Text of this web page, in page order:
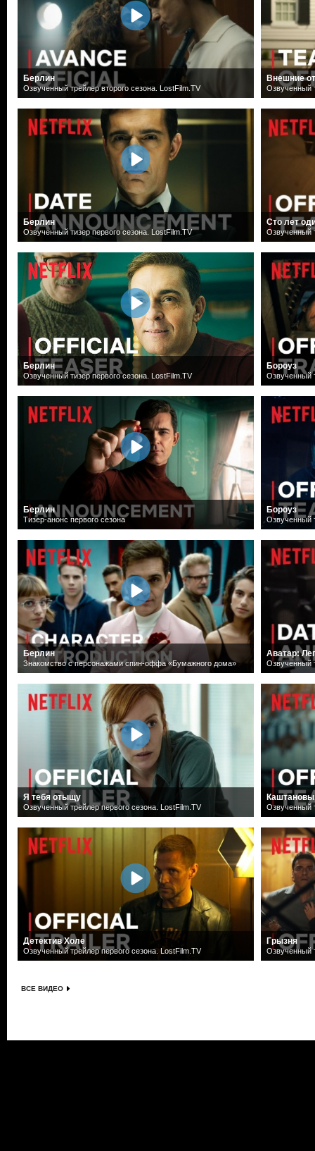
Берлин
Озвученный трейлер второго сезона. LostFilm.TV
Берлин
Озвученный тизер первого сезона. LostFilm.TV
Берлин
Озвученный тизер первого сезона. LostFilm.TV
Берлин
Тизер-анонс первого сезона
Берлин
Знакомство с персонажами спин-оффа «Бумажного дома»
Я тебя отыщу
Озвученный трейлер первого сезона. LostFilm.TV
Детектив Холе
Озвученный трейлер первого сезона. LostFilm.TV
Внешние
Озвученный
Сто лет
Озвученный
Бороуз
Озвученный
Бороуз
Озвученный
Аватар:
Озвученный
Озвученный
Грызня
Озвученный
ВСЕ ВИДЕО